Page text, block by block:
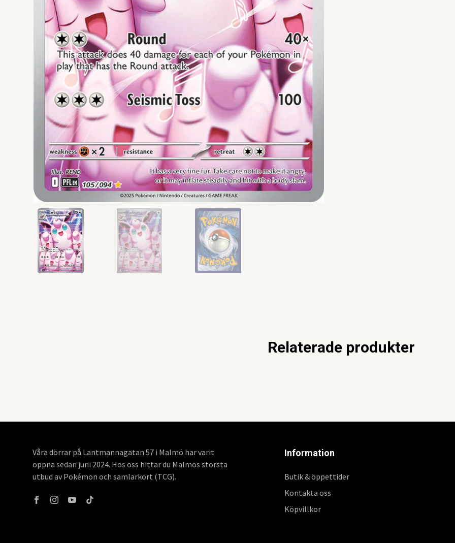
Relaterade produkter
Våra dörrar på Lantmannagatan 57 i Malmö har varit
öppna sedan juni 2024. Hos oss hittar du Malmös största
utbud av Pokémon och samlarkort (TCG).
Information
Butik & öppettider
Kontakta oss
Köpvillkor